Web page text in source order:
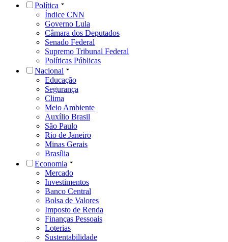
Política
Índice CNN
Governo Lula
Câmara dos Deputados
Senado Federal
Supremo Tribunal Federal
Políticas Públicas
Nacional
Educação
Segurança
Clima
Meio Ambiente
Auxílio Brasil
São Paulo
Rio de Janeiro
Minas Gerais
Brasília
Economia
Mercado
Investimentos
Banco Central
Bolsa de Valores
Imposto de Renda
Finanças Pessoais
Loterias
Sustentabilidade